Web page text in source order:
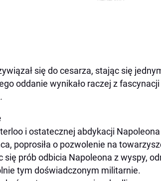
się do cesarza, stając się
oddanie wynikało raczej z
i ostatecznej abdykacji
poprosiła o pozwolenie na
się prób odbicia Napoleona z wyspy,
tym doświadczonym militarnie.